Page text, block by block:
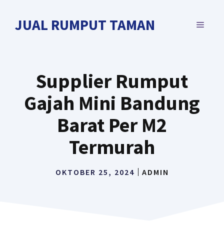
JUAL RUMPUT TAMAN MENU
Supplier Rumput
Gajah Mini Bandung
Barat Per M2
Termurah
OKTOBER 25, 2024 ADMIN